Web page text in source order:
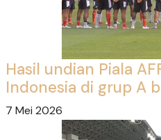
Hasil undian Piala
Indonesia di grup A
7 Mei 2026